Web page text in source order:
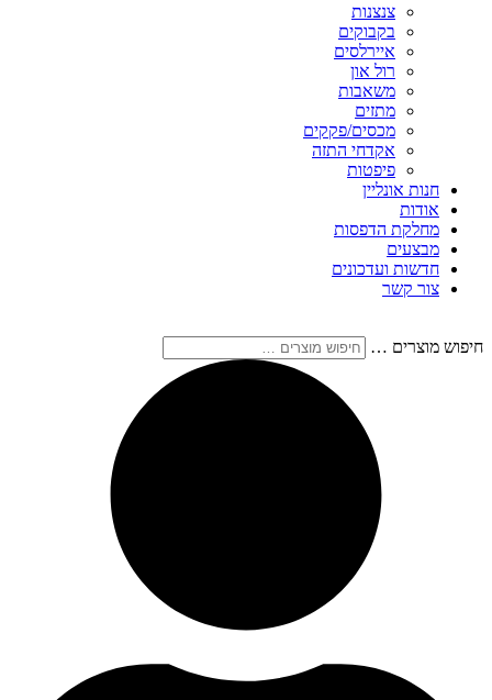
צנצנות
בקבוקים
איירלסים
רול און
משאבות
מתזים
מכסים/פקקים
אקדחי התזה
פיפטות
חנות אונליין
אודות
מחלקת הדפסות
מבצעים
חדשות ועדכונים
צור קשר
חיפוש מוצרים …